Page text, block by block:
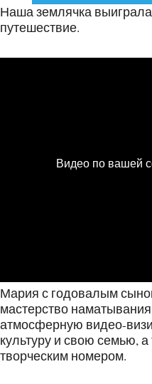
Наша землячка
путешествие.
Мария с годовалым
мастерство
атмосферную видео-
культуру и свою семью,
творческим номером.